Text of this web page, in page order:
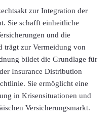
zur Integration der
Sie schafft einheitliche
und die
trägt zur Vermeidung von
bildet die Grundlage für
Insurance Distribution
Sie ermöglicht eine
in Krisensituationen und
Versicherungsmarkt.